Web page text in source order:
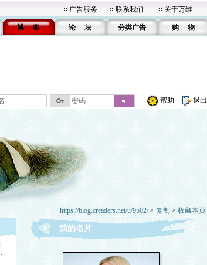
广告服务 联系我们 关于万维
博 客 论 坛 分类广告 购 物
帮助 退出
https://blog.creaders.net/u/9502/> 复制 > 收藏本页
我的名片